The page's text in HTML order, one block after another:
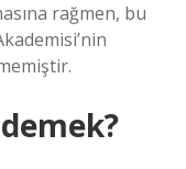
rağmen, bu